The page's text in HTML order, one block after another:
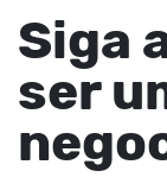
Siga
ser